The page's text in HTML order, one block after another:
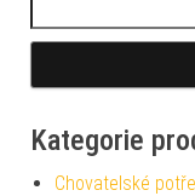
Kategorie
Chovatelské